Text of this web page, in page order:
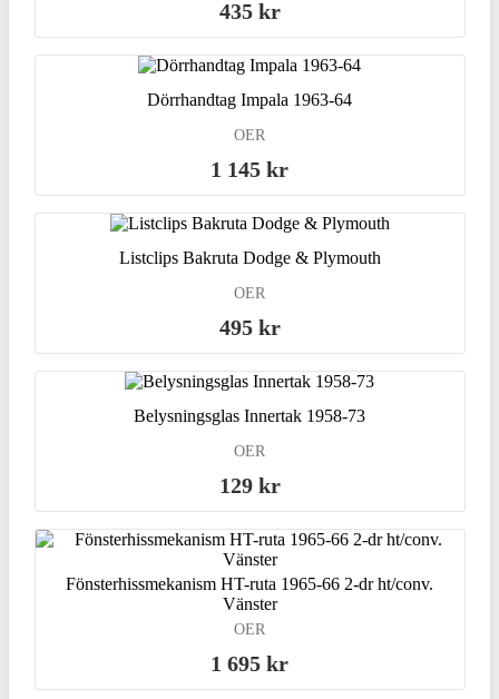
435 kr
Dörrhandtag Impala 1963-64
OER
1 145 kr
Listclips Bakruta Dodge & Plymouth
OER
495 kr
Belysningsglas Innertak 1958-73
OER
129 kr
Fönsterhissmekanism HT-ruta 1965-66 2-dr ht/conv.
Vänster
OER
1 695 kr